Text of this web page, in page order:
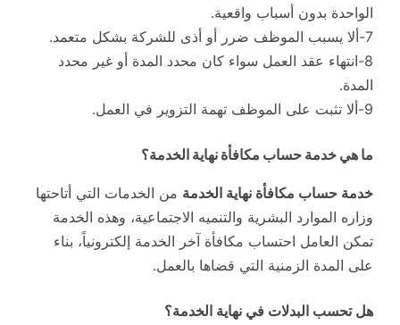
الواحدة بدون أسباب واقعية.
7-ألا يسبب الموظف ضرر أو أذى للشركة بشكل متعمد.
8-انتهاء عقد العمل سواء كان محدد المدة أو غير محدد
المدة.
9-ألا تثبت على الموظف تهمة التزوير في العمل.
ما هي خدمة حساب مكافأة نهاية الخدمة؟
خدمة حساب مكافأة نهاية الخدمة من الخدمات التي أتاحتها
وزاره الموارد البشرية والتنميه الاجتماعية، وهذه الخدمة
تمكن العامل احتساب مكافأة آخر الخدمة إلكترونياً، بناء
على المدة الزمنية التي قضاها بالعمل.
هل تحسب البدلات في نهاية الخدمة؟